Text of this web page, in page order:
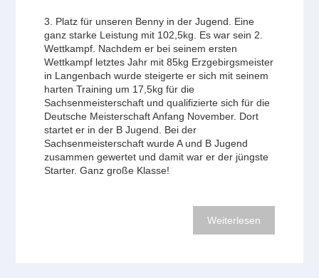
3. Platz für unseren Benny in der Jugend. Eine
ganz starke Leistung mit 102,5kg. Es war sein 2.
Wettkampf. Nachdem er bei seinem ersten
Wettkampf letztes Jahr mit 85kg Erzgebirgsmeister
in Langenbach wurde steigerte er sich mit seinem
harten Training um 17,5kg für die
Sachsenmeisterschaft und qualifizierte sich für die
Deutsche Meisterschaft Anfang November. Dort
startet er in der B Jugend. Bei der
Sachsenmeisterschaft wurde A und B Jugend
zusammen gewertet und damit war er der jüngste
Starter. Ganz große Klasse!
Weiterlesen